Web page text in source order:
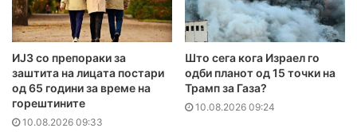
ИЈЗ со препораки за
заштита на лицата постари
од 65 години за време на
горештините
10.08.2026 09:33
Што сега кога Израел го
одби планот од 15 точки на
Трамп за Газа?
10.08.2026 09:24